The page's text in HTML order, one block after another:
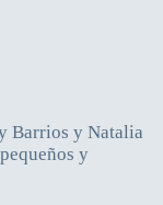
Barrios y Natalia
y